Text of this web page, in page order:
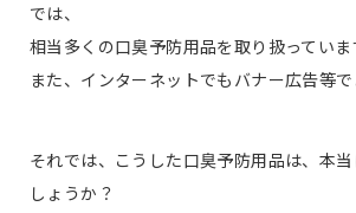
では、
相当多くの口臭予防用品を取り扱っていま
また、インターネットでもバナー広告等で
それでは、こうした口臭予防用品は、本
しょうか？